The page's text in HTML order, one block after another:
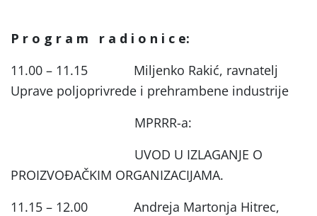
P r o g r a m
r a d i o n i c e:
11.00 – 11.15 Miljenko Rakić, ravnatelj
Uprave poljoprivrede i prehrambene industrije
MPRRR-a:
UVOD U IZLAGANJE O
PROIZVOĐAČKIM ORGANIZACIJAMA.
11.15 – 12.00 Andreja Martonja Hitrec,